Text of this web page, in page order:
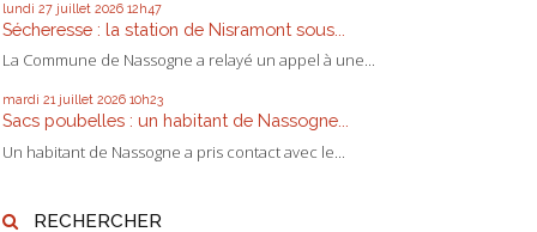
lundi 27 juillet 2026 12h47
Sécheresse : la station de Nisramont sous...
La Commune de Nassogne a relayé un appel à une...
mardi 21 juillet 2026 10h23
Sacs poubelles : un habitant de Nassogne...
Un habitant de Nassogne a pris contact avec le...
RECHERCHER